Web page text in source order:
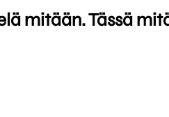
mitään. Tässä